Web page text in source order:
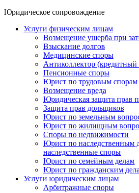
Юридическое сопровождение
Услуги физическим лицам
Возмещение ущерба при
Взыскание долгов
Медицинские споры
Антиколлектор
Пенсионные споры
Юрист по трудовым спорам
Возмещение вреда
Юридическая защита прав
Защита прав дольщиков
Юрист по земельным
Юрист по жилищным
Споры по недвижимости
Юрист по наследственным
наследственные споры
Юрист по семейным делам
Юрист по гражданским
Услуги юридическим лицам
Арбитражные споры